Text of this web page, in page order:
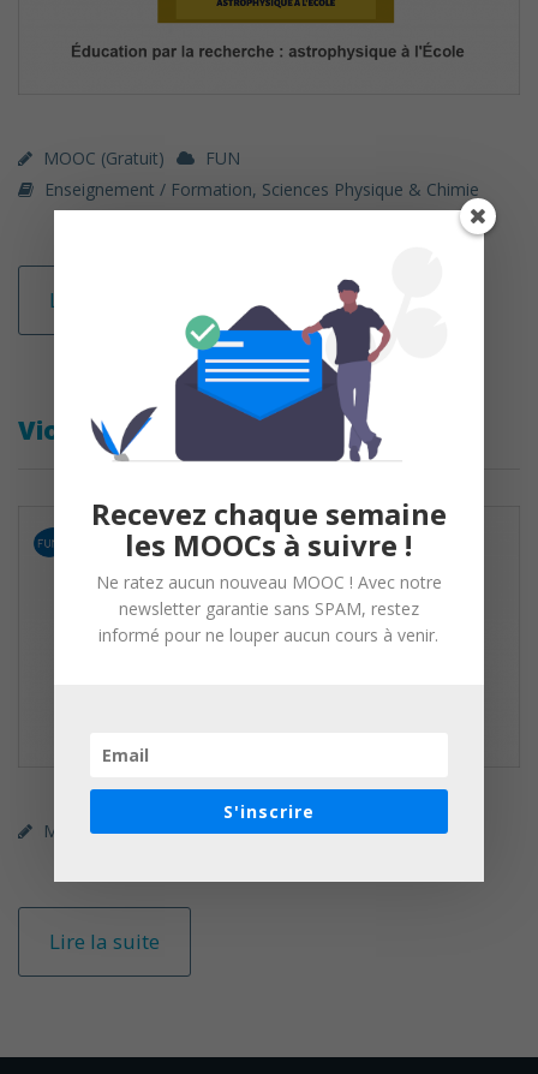
MOOC (gratuit)
FUN
Enseignement / Formation, Sciences Physique & Chimie
Lire la suite
Violences faites aux femmes
MOOC (gratuit) FUN Droit / Sciences Politiques
Lire la suite
Recevez chaque semaine
les MOOCs à suivre !
Ne ratez aucun nouveau MOOC ! Avec notre
newsletter garantie sans SPAM, restez
informé pour ne louper aucun cours à venir.
S'inscrire